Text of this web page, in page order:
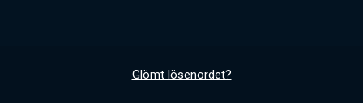
Glömt lösenordet?